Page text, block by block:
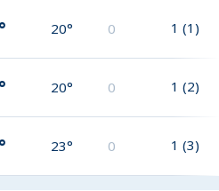
20° 0 1 (1)
20° 0 1 (2)
23° 0 1 (3)